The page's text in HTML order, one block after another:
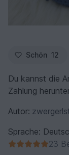
Schön 12
Du kannst die
Zahlung
Autor:
Sprache:
23